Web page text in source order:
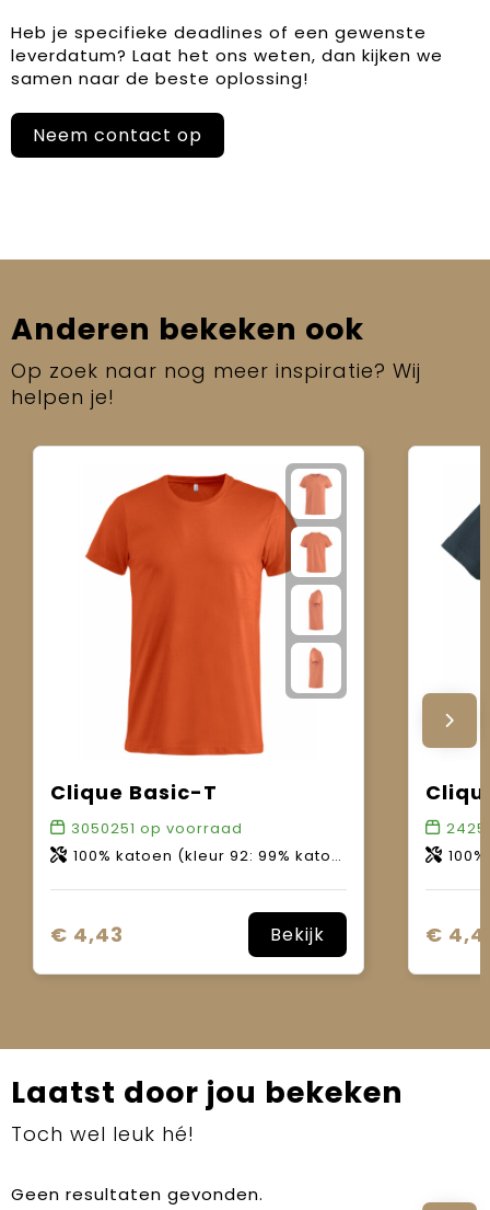
Heb je specifieke deadlines of een gewenste
leverdatum? Laat het ons weten, dan kijken we
samen naar de beste oplossing!
Neem contact op
Anderen bekeken ook
Op zoek naar nog meer inspiratie? Wij
helpen je!
Clique Basic-T
3050251 op voorraad
100% katoen (kleur 92: 99% katoen, 1% viscose / kleur 95: 85% katoen, 15% viscose / kleur 955: 60% katoen, 40% polyester).
€ 4,43 Bekijk
100%
€
Laatst door jou bekeken
Toch wel leuk hé!
Geen resultaten gevonden.